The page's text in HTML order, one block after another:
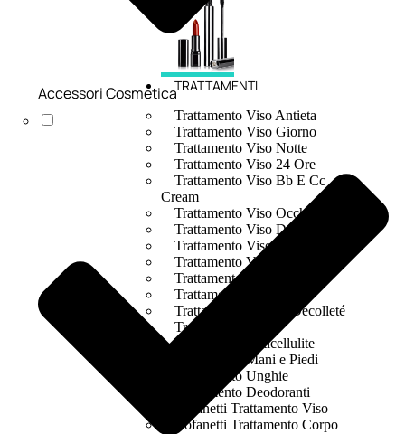
TRATTAMENTI
Trattamento Viso Antieta
Trattamento Viso Giorno
Trattamento Viso Notte
Trattamento Viso 24 Ore
Trattamento Viso Bb E Cc
Cream
Trattamento Viso Occhi
Trattamento Viso Detergenza
Trattamento Viso Maschere
Trattamento Viso Idratante
Trattamento Viso Labbra
Trattamento Viso Sieri
Trattamento Collo e Decolleté
Trattamento Corpo
Trattamento Anticellulite
Trattamento Mani e Piedi
Trattamento Unghie
Trattamento Deodoranti
Cofanetti Trattamento Viso
Cofanetti Trattamento Corpo
Accessori Cosmetica